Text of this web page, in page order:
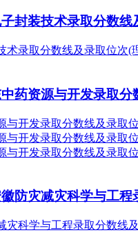
封装技术录取分数
药资源与开发录取
防灾减灾科学与工